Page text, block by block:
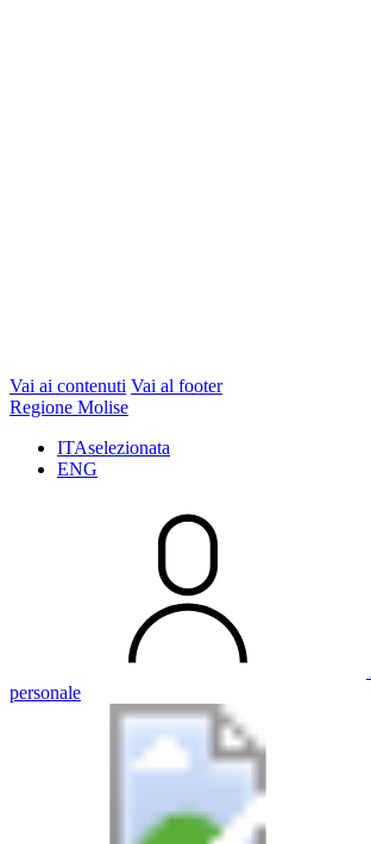
Vai ai contenuti Vai al footer
Regione Molise
ITAselezionata
ENG
personale